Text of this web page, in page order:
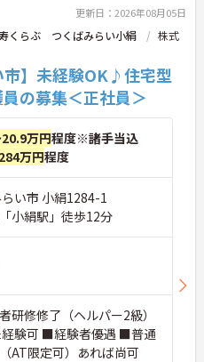
更新日：2026年08月05日
くらぶ つくばみらい小絹
株式
市】未経験OK♪住宅型
の募集＜正社員＞
万円程度※諸手当込
万円程度
い市 小絹1284-1
小絹駅」徒歩12分
研修修了（ヘルパー2級）
験可 ■経験者優遇 ■普通
AT限定可）あれば尚可